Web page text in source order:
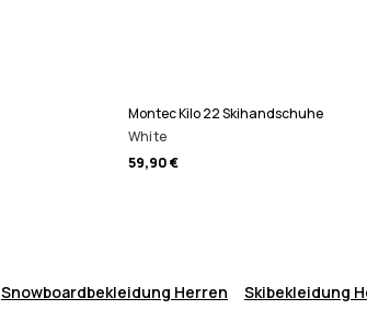
Montec Kilo 22 Skihandschuhe
White
59,90 €
Snowboardbekleidung Herren Skibekleidung